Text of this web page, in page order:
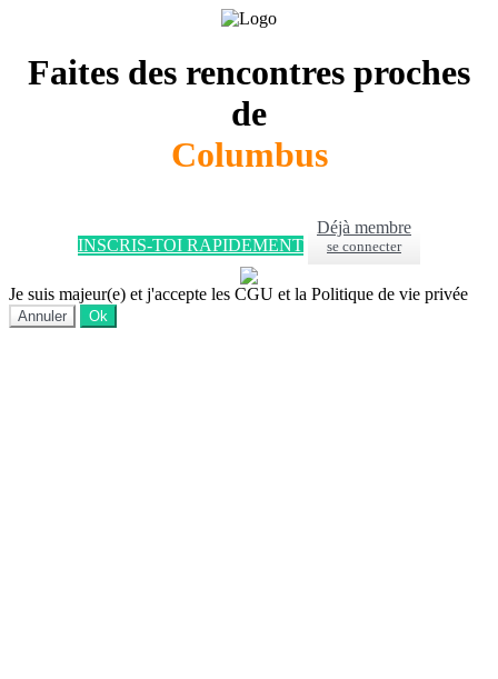
Faites des rencontres proches
de
Columbus
INSCRIS-TOI RAPIDEMENT
Déjà membre
se connecter
Je suis majeur(e) et j'accepte les CGU et la Politique de vie privée
Annuler Ok